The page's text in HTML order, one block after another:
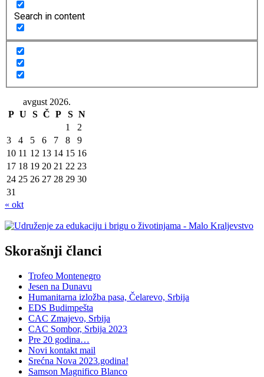
Search in content
avgust 2026.
P U S Č P S N
1
2
3
4 5 6 7 8
9
10 11 12 13 14 15 16
17 18 19 20 21 22 23
24 25 26 27 28 29 30
31
« okt
Skorašnji članci
Trofeo Montenegro
Jesen na Dunavu
Humanitarna izložba pasa, Čelarevo, Srbija
EDS Budimpešta
CAC Zmajevo, Srbija
CAC Sombor, Srbija 2023
Pre 20 godina…
Novi kontakt mail
Srećna Nova 2023.godina!
Samson Magnifico Blanco